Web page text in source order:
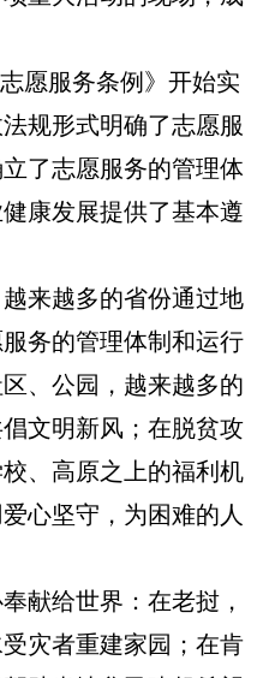
服务条例》开始实
规形式明确了志愿服
了志愿服务的管理体
康发展提供了基本遵
来越多的省份通过地
务的管理体制和运行
、公园，越来越多的
文明新风；在脱贫攻
、高原之上的福利机
心坚守，为困难的人
给世界：在老挝，
灾者重建家园；在肯